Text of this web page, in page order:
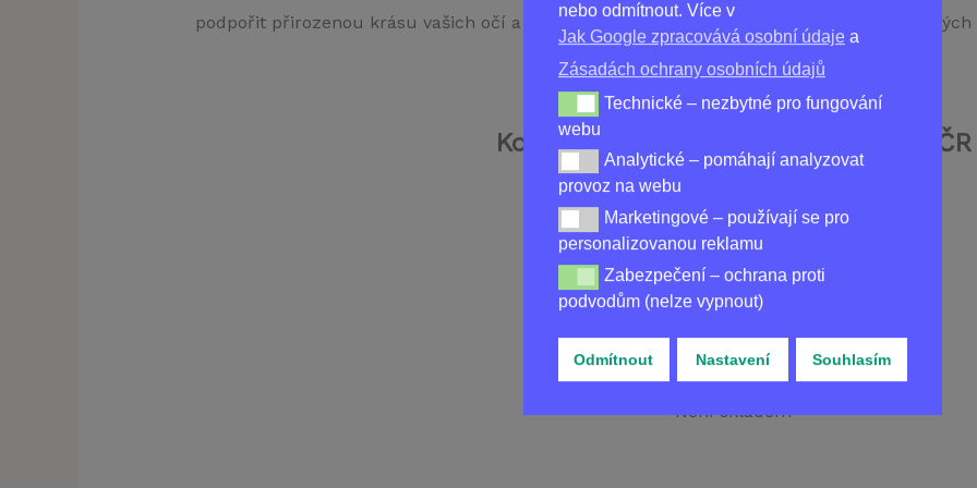
nebo odmítnout. Více v
Jak Google zpracovává osobní údaje a
Zásadách ochrany osobních údajů
Technické – nezbytné pro fungování webu
Technické – nezbytné pro fungování
webu
Analytické – pomáhají analyzovat provoz na webu
Analytické – pomáhají analyzovat
provoz na webu
Marketingové – používají se pro personalizovanou
Marketingové – používají se pro
personalizovanou reklamu
Zabezpečení – ochrana proti podvodům (nelze
Zabezpečení – ochrana proti
podvodům (nelze vypnout)
Odmítnout Nastavení Souhlasím
podpořit přirozenou krásu vašich očí a dosáhnout výrazného vzhledu bez nutnosti umělých
KoupitGETSHAPE BEAUTY EYES v ČR
1799,00Kč
Není skladem